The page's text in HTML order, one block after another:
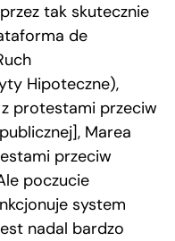
tak skutecznie
de
Hipoteczne),
protestami przeciw
Marea
przeciw
poczucie
system
nadal bardzo